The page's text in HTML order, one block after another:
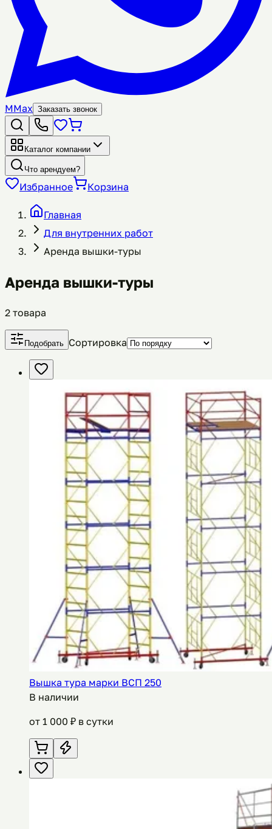
MMax Заказать звонок
Каталог компании
Что арендуем?
Избранное Корзина
Главная
Для внутренних работ
Аренда вышки-туры
Аренда вышки-туры
2 товара
Подобрать Сортировка
Вышка тура марки ВСП 250
В наличии
от 1 000 ₽ в сутки